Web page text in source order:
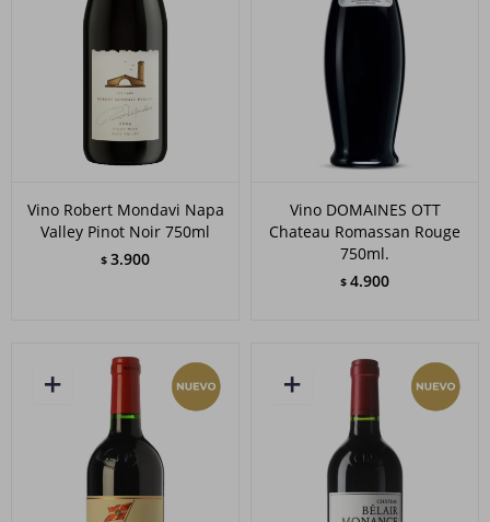
Vino Robert Mondavi Napa
Valley Pinot Noir 750ml
$ 3.900
Vino DOMAINES OTT
Chateau Romassan Rouge
750ml.
$ 4.900